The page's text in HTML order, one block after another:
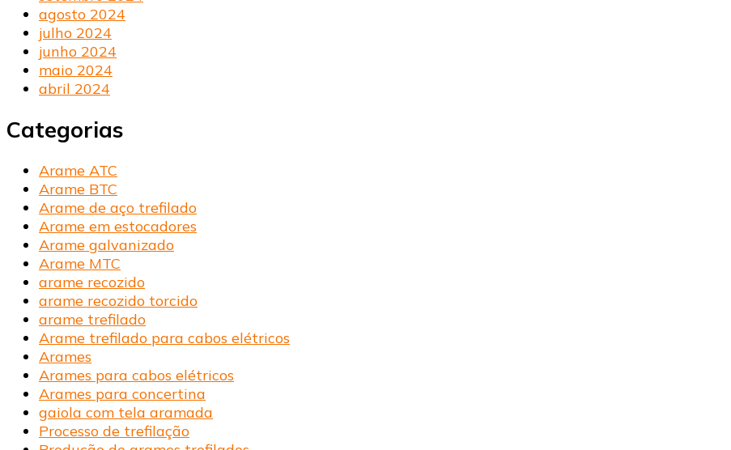
agosto 2024
julho 2024
junho 2024
maio 2024
abril 2024
Categorias
Arame ATC
Arame BTC
Arame de aço trefilado
Arame em estocadores
Arame galvanizado
Arame MTC
arame recozido
arame recozido torcido
arame trefilado
Arame trefilado para cabos elétricos
Arames
Arames para cabos elétricos
Arames para concertina
gaiola com tela aramada
Processo de trefilação